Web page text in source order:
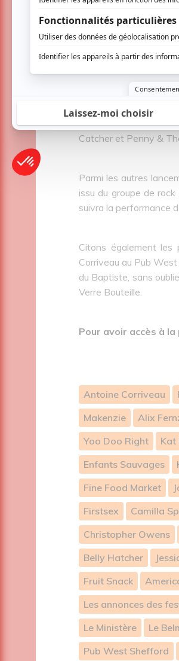
Le groupe de rock
Mickey Dagger en
précédé d’Elle Barbara
Le Quai des Brumes
dont la prestation sera
même salle, les
Catcher et Penny &
Parmi les autres
issu du groupe de
suivra la performance
Citons également les
Corriveau au Pub
du Baptiste, sans
Verre Bouteille.
Pour avoir accès à
Antoine Corriveau
Makenzie
Alix
Yoo Doo Right
Kat
Enfants Sauvages
Fine Food Market
Firstsex
Camilla
Christopher Owens
Belly Hatcher
Fruit Snack
Les annonces des
Le Ministère
Le
Pub West Shefford